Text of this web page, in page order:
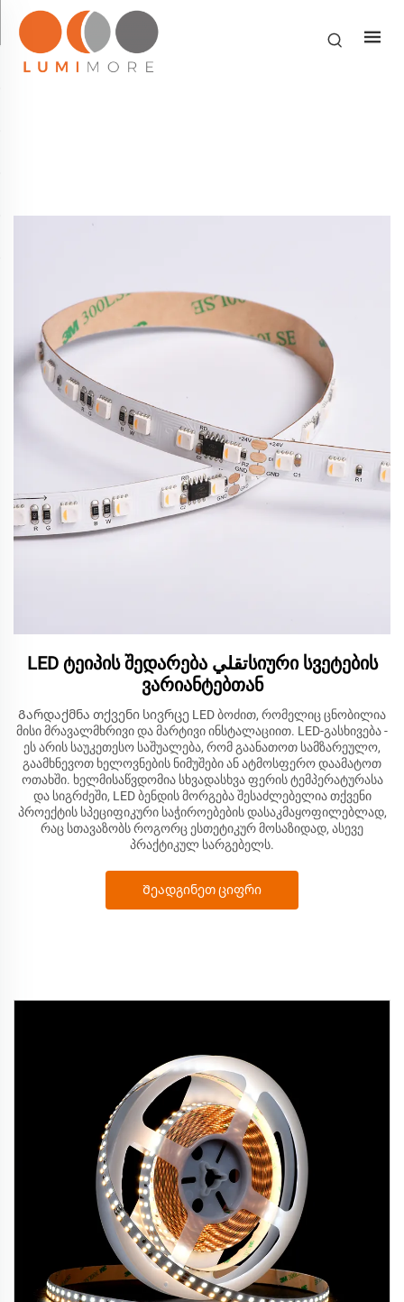
LED ტეიპის შედარება تقليსიური სვეტების
ვარიანტებთან
Გარდაქმნა თქვენი სივრცე LED ბოძით, რომელიც ცნობილია
მისი მრავალმხრივი და მარტივი ინსტალაციით. LED-გასხივება -
ეს არის საუკეთესო საშუალება, რომ გაანათოთ სამზარეულო,
გაამხნევოთ ხელოვნების ნიმუშები ან ატმოსფერო დაამატოთ
ოთახში. ხელმისაწვდომია სხვადასხვა ფერის ტემპერატურასა
და სიგრძეში, LED ბენდის მორგება შესაძლებელია თქვენი
პროექტის სპეციფიკური საჭიროებების დასაკმაყოფილებლად,
რაც სთავაზობს როგორც ესთეტიკურ მოსაზიდად, ასევე
პრაქტიკულ სარგებელს.
Შეადგინეთ ციფრი